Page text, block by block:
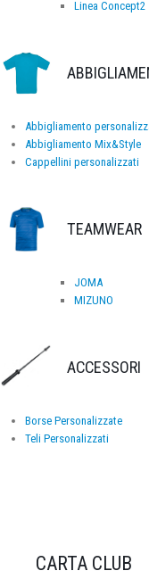
Linea Concept2
Abbigliamento
Abbigliamento Mix&Style
Cappellini personalizzati
TEAMWEAR
JOMA
MIZUNO
ACCESSORI
Borse Personalizzate
Teli Personalizzati
CARTA CLUB